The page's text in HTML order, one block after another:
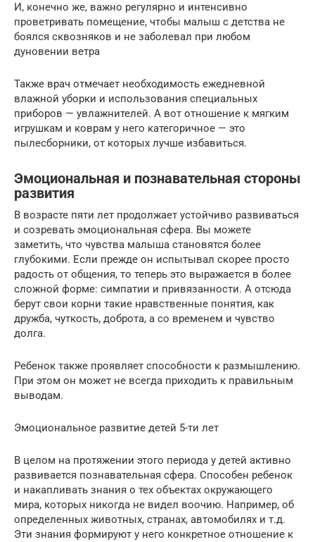
И, конечно же, важно регулярно и интенсивно
проветривать помещение, чтобы малыш с детства не
боялся сквозняков и не заболевал при любом
дуновении ветра
Также врач отмечает необходимость ежедневной
влажной уборки и использования специальных
приборов — увлажнителей. А вот отношение к мягким
игрушкам и коврам у него категоричное — это
пылесборники, от которых лучше избавиться.
Эмоциональная и познавательная стороны
развития
В возрасте пяти лет продолжает устойчиво развиваться
и созревать эмоциональная сфера. Вы можете
заметить, что чувства малыша становятся более
глубокими. Если прежде он испытывал скорее просто
радость от общения, то теперь это выражается в более
сложной форме: симпатии и привязанности. А отсюда
берут свои корни такие нравственные понятия, как
дружба, чуткость, доброта, а со временем и чувство
долга.
Ребенок также проявляет способности к размышлению.
При этом он может не всегда приходить к правильным
выводам.
Эмоциональное развитие детей 5-ти лет
В целом на протяжении этого периода у детей активно
развивается познавательная сфера. Способен ребенок
и накапливать знания о тех объектах окружающего
мира, которых никогда не видел воочию. Например, об
определенных животных, странах, автомобилях и т.д.
Эти знания формируют у него конкретное отношение к